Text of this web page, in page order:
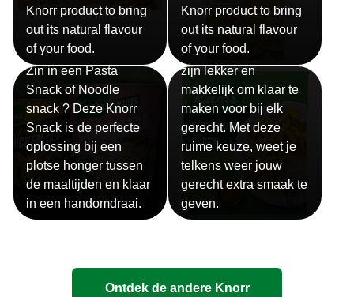
Knorr product to bring
out its natural flavour
of your food.
Knorr product to bring
out its natural flavour
of your food.
Snackpots
Zin in een Pasta
Snack of Noodle
snack ? Deze Knorr
Snack is de perfecte
oplossing bij een
plotse honger tussen
de maaltijden en klaar
in een handomdraai.
Sauzen
Onze Knorr sauzen
zijn lekker en
makkelijk om klaar te
maken voor bij elk
gerecht. Met deze
ruime keuze, weet je
telkens weer jouw
gerecht extra smaak te
geven.
Ontdek de andere Knorr